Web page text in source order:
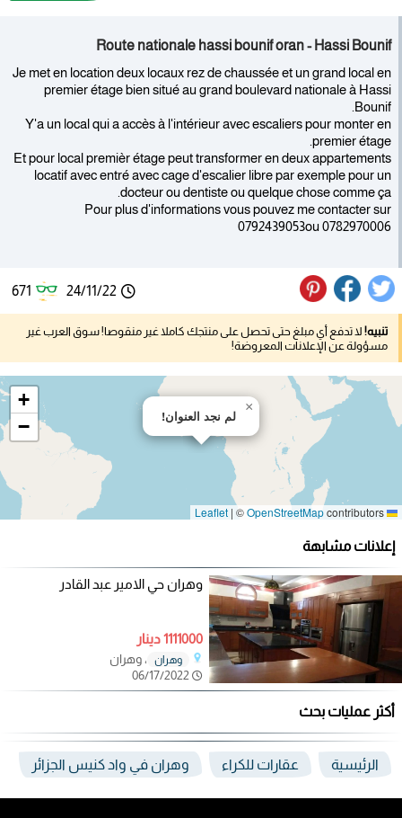
Route nationale hassi bounif oran - Hassi Bounif
Je met en location deux locaux rez de chaussée et un grand local en
premier étage bien situé au grand boulevard nationale à Hassi
Bounif.
Y'a un local qui a accès à l'intérieur avec escaliers pour monter en
premier étage.
Et pour local premièr étage peut transformer en deux appartements
locatif avec entré avec cage d'escalier libre par exemple pour un
docteur ou dentiste ou quelque chose comme ça.
Pour plus d'informations vous pouvez me contacter sur
0792439053ou 0782970006
24/11/22
671
تنبيه! لا تدفع أي مبلغ حتى تحصل على منتجك كاملا غير منقوصا! سوق العرب غير
مسؤولة عن الإعلانات المعروضة!
لم نجد العنوان!
×
+
−
| ©OpenStreetMapcontributors
إعلانات مشابهة
وهران حي الامير عبد القادر
1111000 دينار
وهران
، وهران
06/17/2022
أكثر عمليات بحث
الرئيسية عقارات للكراء وهران في واد كنيس الجزائر